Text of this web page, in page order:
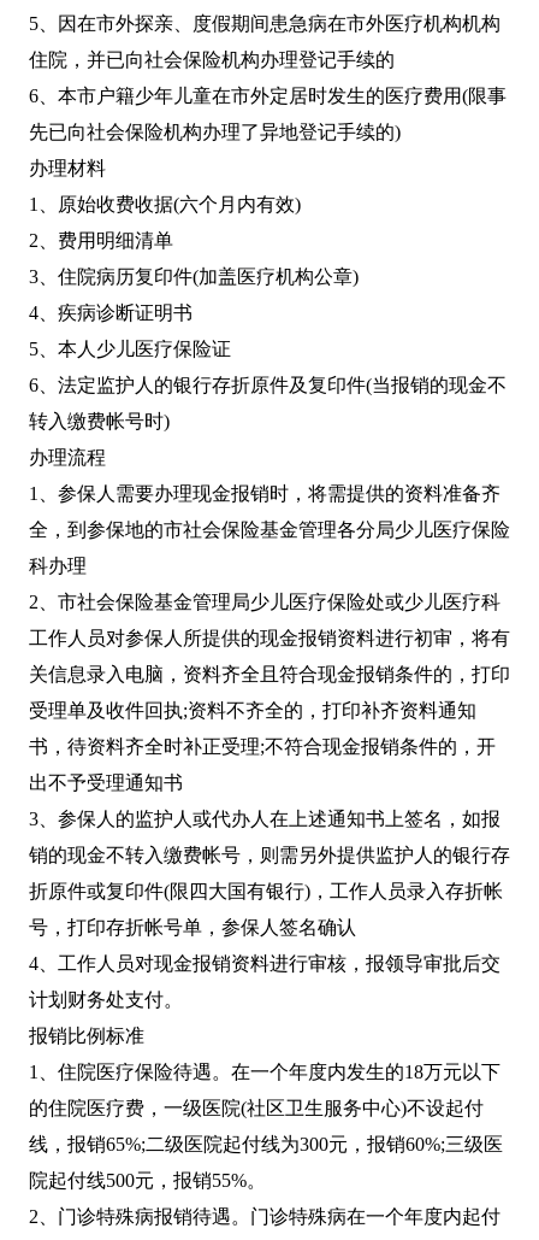
5、因在市外探亲、度假期间患急病在市外医疗机构机构
住院，并已向社会保险机构办理登记手续的
6、本市户籍少年儿童在市外定居时发生的医疗费用(限事
先已向社会保险机构办理了异地登记手续的)
办理材料
1、原始收费收据(六个月内有效)
2、费用明细清单
3、住院病历复印件(加盖医疗机构公章)
4、疾病诊断证明书
5、本人少儿医疗保险证
6、法定监护人的银行存折原件及复印件(当报销的现金不
转入缴费帐号时)
办理流程
1、参保人需要办理现金报销时，将需提供的资料准备齐
全，到参保地的市社会保险基金管理各分局少儿医疗保险
科办理
2、市社会保险基金管理局少儿医疗保险处或少儿医疗科
工作人员对参保人所提供的现金报销资料进行初审，将有
关信息录入电脑，资料齐全且符合现金报销条件的，打印
受理单及收件回执;资料不齐全的，打印补齐资料通知
书，待资料齐全时补正受理;不符合现金报销条件的，开
出不予受理通知书
3、参保人的监护人或代办人在上述通知书上签名，如报
销的现金不转入缴费帐号，则需另外提供监护人的银行存
折原件或复印件(限四大国有银行)，工作人员录入存折帐
号，打印存折帐号单，参保人签名确认
4、工作人员对现金报销资料进行审核，报领导审批后交
计划财务处支付。
报销比例标准
1、住院医疗保险待遇。在一个年度内发生的18万元以下
的住院医疗费，一级医院(社区卫生服务中心)不设起付
线，报销65%;二级医院起付线为300元，报销60%;三级医
院起付线500元，报销55%。
2、门诊特殊病报销待遇。门诊特殊病在一个年度内起付